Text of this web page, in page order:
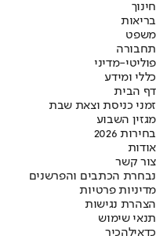
חינוך
בריאות
משפט
תחבורה
פוליטי-מדיני
כללי ומידע
דף הבית
זמני כניסת וצאת שבת
מגזין השבוע
בחירות 2026
אודות
צור קשר
נבחרת הכתבים והפרשנים
מדיניות פרטיות
הצהרת נגישות
תנאי שימוש
כדאילהכיר